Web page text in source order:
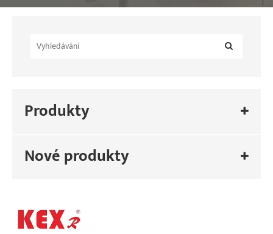
Produkty
Nové produkty